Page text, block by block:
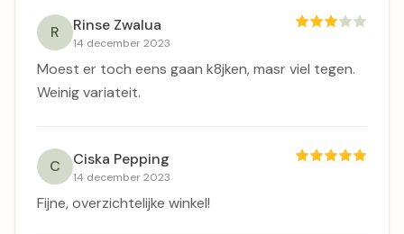
R Rinse Zwalua
14 december 2023
Moest er toch eens gaan k8jken, masr viel tegen.
Weinig variateit.
C Ciska Pepping
14 december 2023
Fijne, overzichtelijke winkel!